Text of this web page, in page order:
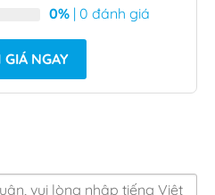
0% | 0 đánh giá
NGAY